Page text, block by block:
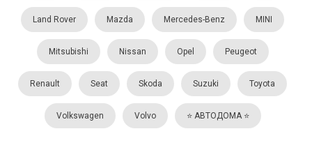
Land Rover Mazda Mercedes-Benz MINI
Mitsubishi Nissan Opel Peugeot
Renault Seat Skoda Suzuki Toyota
Volkswagen Volvo ⭐️ АВТОДОМА ⭐️